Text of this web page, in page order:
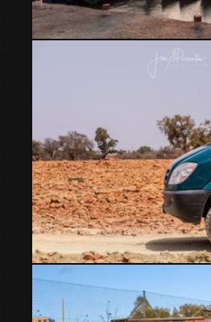
Que hacer en Essaouira con niños
Marruecos en furgo – Imouzzer a